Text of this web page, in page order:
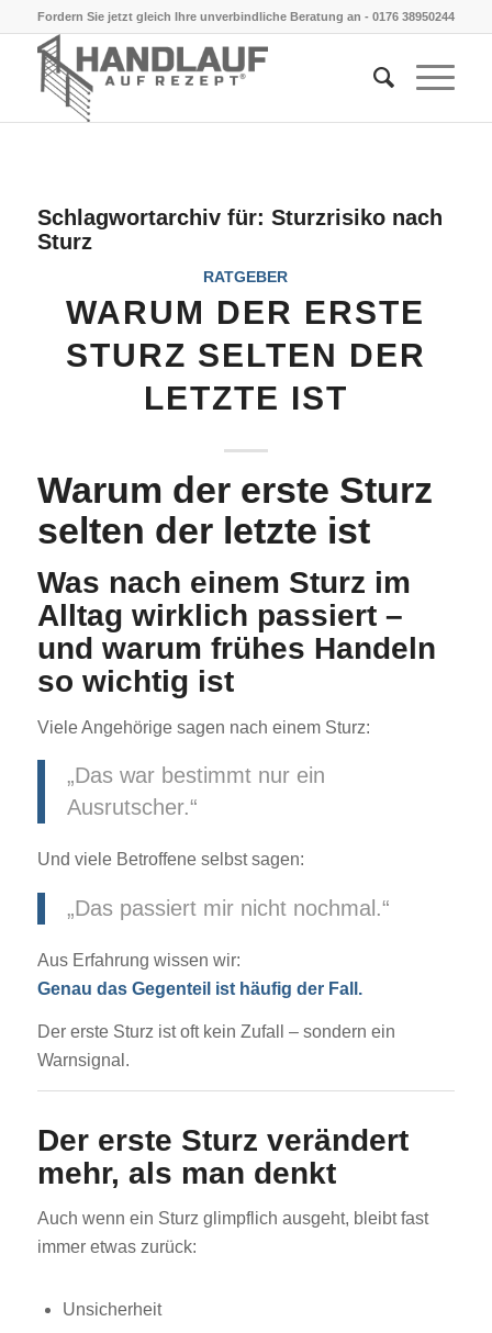
Fordern Sie jetzt gleich Ihre unverbindliche Beratung an - 0176 38950244
Schlagwortarchiv für: Sturzrisiko nach
Sturz
RATGEBER
WARUM DER ERSTE
STURZ SELTEN DER
LETZTE IST
Warum der erste Sturz
selten der letzte ist
Was nach einem Sturz im
Alltag wirklich passiert –
und warum frühes Handeln
so wichtig ist
Viele Angehörige sagen nach einem Sturz:
„Das war bestimmt nur ein
Ausrutscher.“
Und viele Betroffene selbst sagen:
„Das passiert mir nicht nochmal.“
Aus Erfahrung wissen wir:
Genau das Gegenteil ist häufig der Fall.
Der erste Sturz ist oft kein Zufall – sondern ein
Warnsignal.
Der erste Sturz verändert
mehr, als man denkt
Auch wenn ein Sturz glimpflich ausgeht, bleibt fast
immer etwas zurück:
Unsicherheit